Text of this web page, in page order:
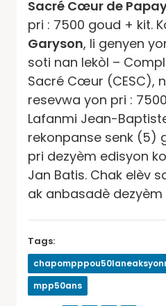
Sacré Cœur de
pri : 7500 goud + kit.
Garyson, li genyen
soti nan lekòl –
Sacré Cœur (CESC),
resevwa yon pri :
Lafanmi Jean-
rekonpanse senk (5)
pri dezyèm edisyon
Jan Batis. Chak elèv
ak anbasadè dezyèm
Tags:
mpp50ans